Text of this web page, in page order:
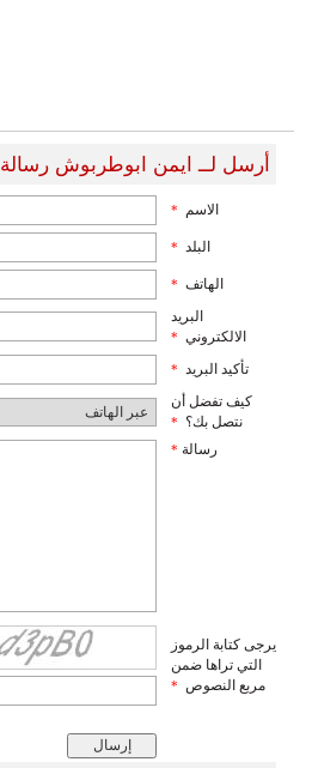
أرسل لــ ايمن ابوطربوش رسالة
الاسم *
البلد *
الهاتف *
البريد
الالكتروني *
تأكيد البريد *
كيف تفضل أن
نتصل بك؟ *
رسالة *
يرجى كتابة الرموز
التي تراها ضمن
مربع النصوص *